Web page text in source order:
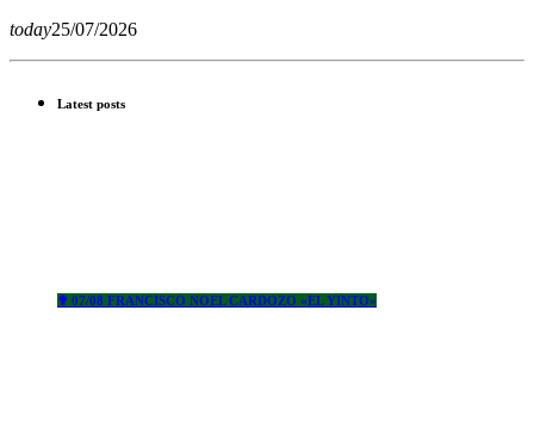
today25/07/2026
Latest posts
✟ 07/08 FRANCISCO NOEL CARDOZO «EL YINTO»